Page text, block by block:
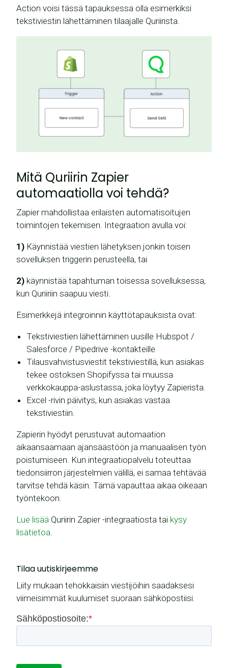
Action voisi tässä tapauksessa olla esimerkiksi
tekstiviestin lähettäminen tilaajalle Quriirista.
Mitä Quriirin Zapier
automaatiolla voi tehdä?
Zapier mahdollistaa erilaisten automatisoitujen
toimintojen tekemisen. Integraation avulla voi:
1) Käynnistää viestien lähetyksen jonkin toisen
sovelluksen triggerin perusteella, tai
2) käynnistää tapahtuman toisessa sovelluksessa,
kun Quriiriin saapuu viesti.
Esimerkkejä integroinnin käyttötapauksista ovat:
Tekstiviestien lähettäminen uusille Hubspot /
Salesforce / Pipedrive -kontakteille
Tilausvahvistusviestit tekstiviestillä, kun asiakas
tekee ostoksen Shopifyssa tai muussa
verkkokauppa-aslustassa, joka löytyy Zapierista.
Excel -rivin päivitys, kun asiakas vastaa
tekstiviestiin.
Zapierin hyödyt perustuvat automaation
aikaansaamaan ajansäästöön ja manuaalisen työn
poistumiseen. Kun integraatiopalvelu toteuttaa
tiedonsiirron järjestelmien välillä, ei samaa tehtävää
tarvitse tehdä käsin. Tämä vapauttaa aikaa oikeaan
työntekoon.
Lue lisää Quriirin Zapier -integraatiosta tai kysy
lisätietoa.
Tilaa uutiskirjeemme
Liity mukaan tehokkaisiin viestijöihin saadaksesi
viimeisimmät kuulumiset suoraan sähköpostiisi.